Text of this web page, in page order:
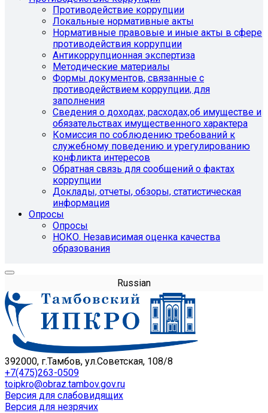
Противодействие коррупции
Локальные нормативные акты
Нормативные правовые и иные акты в сфере
противодействия коррупции
Антикоррупционная экспертиза
Методические материалы
Формы документов, связанные с
противодействием коррупции, для
заполнения
Сведения о доходах, расходах,об имуществе и
обязательствах имущественного характера
Комиссия по соблюдению требований к
служебному поведению и урегулированию
конфликта интересов
Обратная связь для сообщений о фактах
коррупции
Доклады, отчеты, обзоры, статистическая
информация
Опросы
Опросы
НОКО. Независимая оценка качества
образования
Russian
392000, г.Тамбов, ул.Советская, 108/8
+7(475)263-0509
toipkro@obraz.tambov.gov.ru
Версия для слабовидящих
Версия для незрячих